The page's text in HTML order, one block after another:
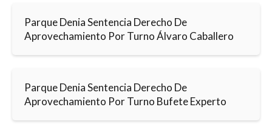
Parque Denia Sentencia Derecho De
Aprovechamiento Por Turno Álvaro Caballero
Parque Denia Sentencia Derecho De
Aprovechamiento Por Turno Bufete Experto